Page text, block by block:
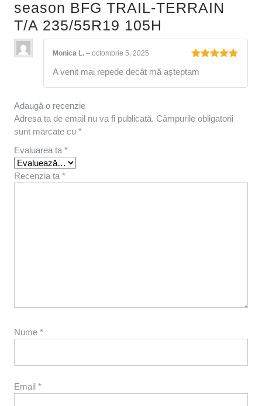
season BFG TRAIL-TERRAIN
T/A 235/55R19 105H
5din 5
Monica L. – octombrie 5, 2025
A venit mai repede decât mă așteptam
Adaugă o recenzie
Adresa ta de email nu va fi publicată. Câmpurile obligatorii
sunt marcate cu *
Evaluarea ta*
Recenzia ta*
Nume *
Email *